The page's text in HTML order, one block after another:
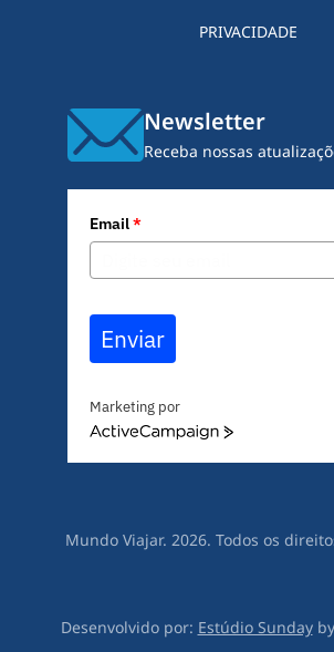
PRIVACIDADE
Newsletter
Receba nossas
Email*
Enviar
Marketing por
A
e
p
Mundo Viajar. 2026. Todos os
Desenvolvido por: Estúdio Sundayby